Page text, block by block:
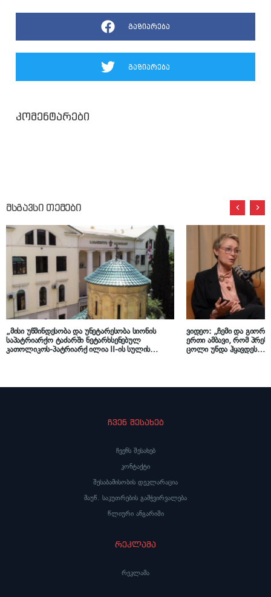
გაზიარება
გაზიარება
კომენტარები
მსგავსი თემები
„მისი უწმინდესობა და უნეტარესობა სიონის
საპატრიარქო ტაძარში ნეტარხსენებულ
კათოლიკოს-პატრიარქ ილია II-ის სულის
ვიდეო: „ჩემი და
ერთი ამბავი, რომ
ცოლი უნდა ჰყავდეს…
ჩვენ შესახებ
ჩვენს შესახებ
კონტაქტი
შესაბამისობის დეკლარაცია
მაუწ. საკუთრების გამჭვირვალება
წლიური ანგარიში
რეკლამა
რეკლამა